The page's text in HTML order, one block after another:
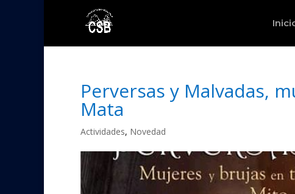
Perversas y Malvadas,
Mata
Actividades, Novedad